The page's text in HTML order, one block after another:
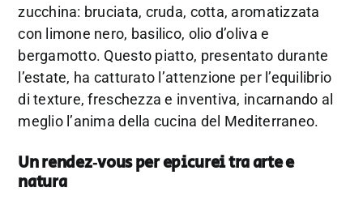
zucchina: bruciata, cruda, cotta, aromatizzata
con limone nero, basilico, olio d’oliva e
bergamotto. Questo piatto, presentato durante
l’estate, ha catturato l’attenzione per l’equilibrio
di texture, freschezza e inventiva, incarnando al
meglio l’anima della cucina del Mediterraneo.
Un rendez‑vous per epicureitra arte e
natura